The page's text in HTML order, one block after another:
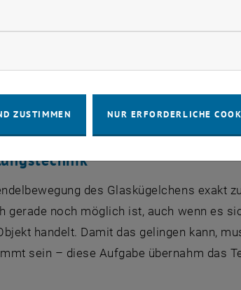
kann das Glaskügelchen
innere Temperatur des Kügelchens
heftige Wackelbewegungen
der einzelnen Atome, sondern das
Dinge, ähnlich wie auch die
der einzelnen Atome im Pendel“, sagt
des Glaskügelchens exakt
gerade noch möglich ist, auch wenn es
handelt. Damit das gelingen kann,
sein – diese Aufgabe übernahm das
zulassen
ZUSTIMMEN NUR ERFORDERLICHE